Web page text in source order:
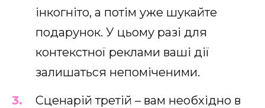
інкогніто, а потім уже шукайте
подарунок. У цьому разі для
контекстної реклами ваші дії
залишаться непоміченими.
Сценарій третій – вам необхідно в